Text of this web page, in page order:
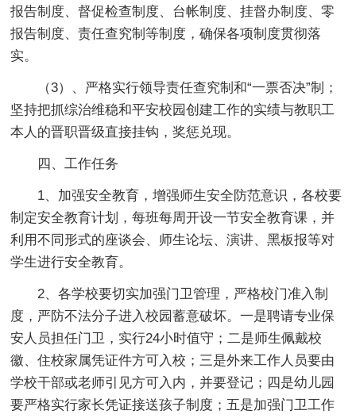
报告制度、督促检查制度、台帐制度、挂督办制度、零
报告制度、责任查究制等制度，确保各项制度贯彻落
实。
（3）、严格实行领导责任查究制和“一票否决”制；
坚持把抓综治维稳和平安校园创建工作的实绩与教职工
本人的晋职晋级直接挂钩，奖惩兑现。
四、工作任务
1、加强安全教育，增强师生安全防范意识，各校要
制定安全教育计划，每班每周开设一节安全教育课，并
利用不同形式的座谈会、师生论坛、演讲、黑板报等对
学生进行安全教育。
2、各学校要切实加强门卫管理，严格校门准入制
度，严防不法分子进入校园蓄意破坏。一是聘请专业保
安人员担任门卫，实行24小时值守；二是师生佩戴校
徽、住校家属凭证件方可入校；三是外来工作人员要由
学校干部或老师引见方可入内，并要登记；四是幼儿园
要严格实行家长凭证接送孩子制度；五是加强门卫工作